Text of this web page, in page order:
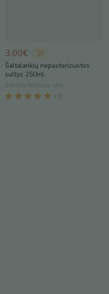
3.00€
Šaltalankių nepasterizuotos
sultys 250ml.
Židrūno Norbuto ūkis
( 3